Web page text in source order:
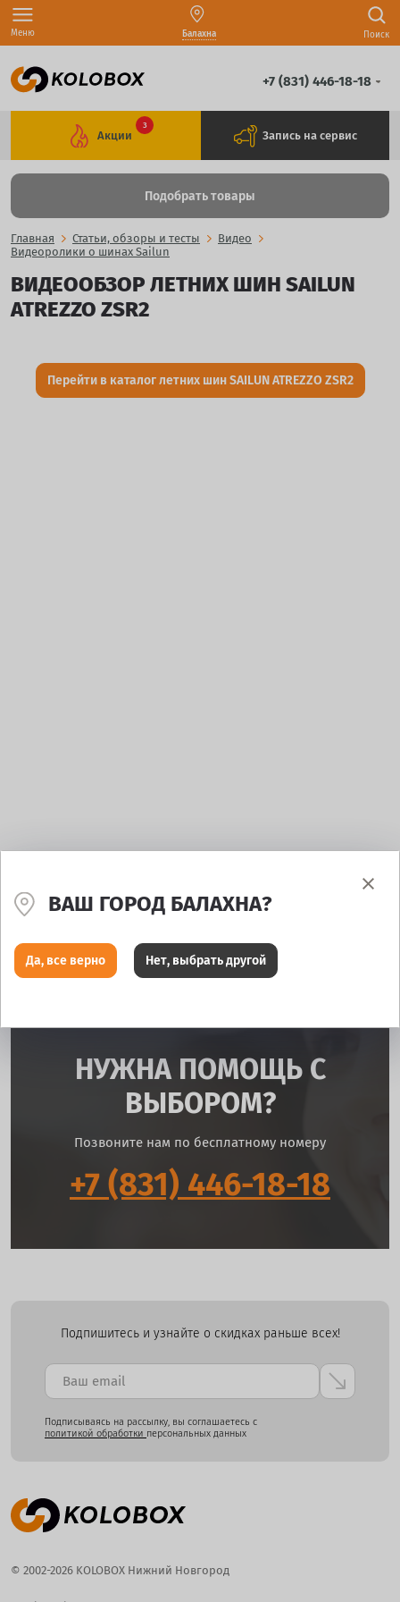
Меню Балахна Поиск
+7 (831) 446-18-18
Акции
3
Запись на сервис
Подобрать товары
Главная Статьи, обзоры и тесты
Видео
Видеоролики о шинах Sailun
ВИДЕООБЗОР ЛЕТНИХ ШИН SAILUN
ATREZZO ZSR2
Перейти в каталог летних шин SAILUN ATREZZO ZSR2
НУЖНА ПОМОЩЬ С
ВЫБОРОМ?
Позвоните нам по бесплатному номеру
+7 (831) 446-18-18
Подпишитесь и узнайте о скидках раньше всех!
Подписываясь на рассылку, вы соглашаетесь с
политикой обработки персональных данных
© 2002-2026 KOLOBOX Нижний Новгород
ВАШ ГОРОД БАЛАХНА?
Да, все верно Нет, выбрать другой